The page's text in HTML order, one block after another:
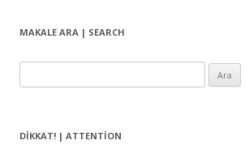
MAKALE ARA | SEARCH
DIKKAT! | ATTENTION